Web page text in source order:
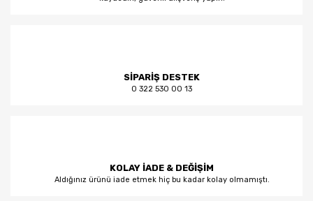
SİPARİŞ DESTEK
0 322 530 00 13
KOLAY İADE & DEĞİŞİM
Aldığınız ürünü iade etmek hiç bu kadar kolay olmamıştı.